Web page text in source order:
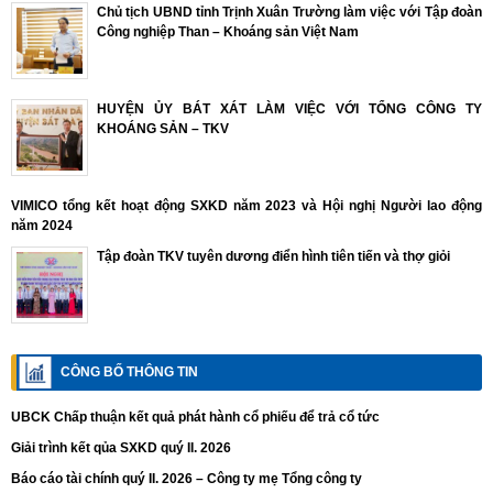
Chủ tịch UBND tỉnh Trịnh Xuân Trường làm việc với Tập đoàn
Công nghiệp Than – Khoáng sản Việt Nam
HUYỆN ỦY BÁT XÁT LÀM VIỆC VỚI TỔNG CÔNG TY
KHOÁNG SẢN – TKV
VIMICO tổng kết hoạt động SXKD năm 2023 và Hội nghị Người lao động
năm 2024
Tập đoàn TKV tuyên dương điển hình tiên tiến và thợ giỏi
CÔNG BỐ THÔNG TIN
UBCK Chấp thuận kết quả phát hành cổ phiếu để trả cổ tức
Giải trình kết qủa SXKD quý II. 2026
Báo cáo tài chính quý II. 2026 – Công ty mẹ Tổng công ty